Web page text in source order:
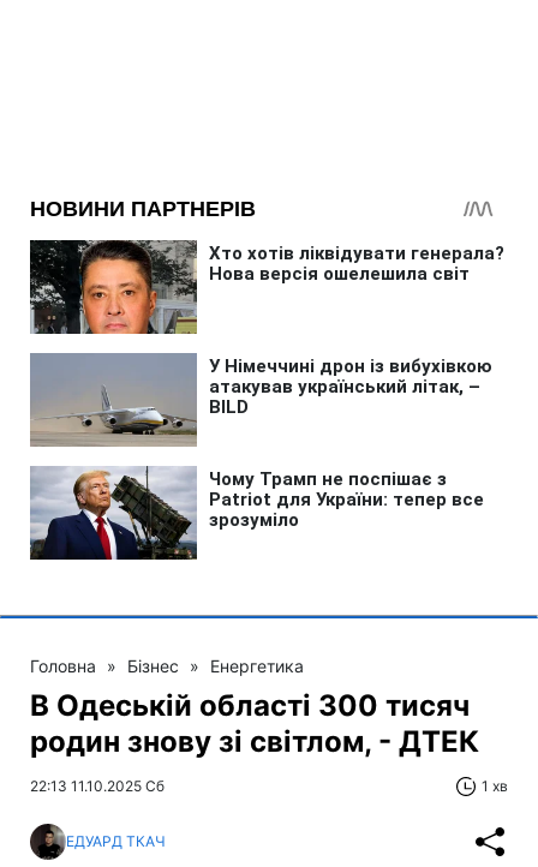
Головна » Бізнес » Енергетика
В Одеській області 300 тисяч
родин знову зі світлом, - ДТЕК
22:13 11.10.2025 Сб 1 хв
ЕДУАРД ТКАЧ